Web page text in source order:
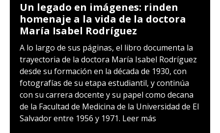
Un legado en imágenes: rinden
homenaje a la vida de la doctora
María Isabel Rodríguez
A lo largo de sus páginas, el libro documenta la
trayectoria de la doctora María Isabel Rodríguez
desde su formación en la década de 1930, con
fotografías de su etapa estudiantil, y continúa
con su carrera docente y su papel como decana
de la Facultad de Medicina de la Universidad de El
Salvador entre 1956 y 1971. Leer más